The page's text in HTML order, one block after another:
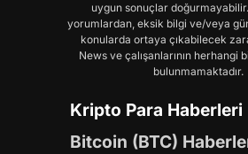
uygun sonuçlar
yorumlardan, eksik bilgi ve/veya
konularda ortaya çıkabilecek
News ve çalışanlarının herhangi
bulunmamaktadır.
Kripto Para Haberleri
Bitcoin (BTC)